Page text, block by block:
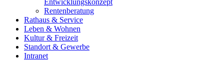
Entwicklungskonzept
Rentenberatung
Rathaus & Service
Leben & Wohnen
Kultur & Freizeit
Standort & Gewerbe
Intranet